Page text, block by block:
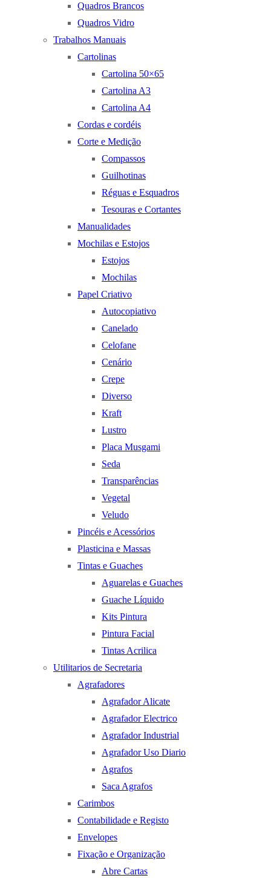
Quadros Brancos
Quadros Vidro
Trabalhos Manuais
Cartolinas
Cartolina 50×65
Cartolina A3
Cartolina A4
Cordas e cordéis
Corte e Medição
Compassos
Guilhotinas
Réguas e Esquadros
Tesouras e Cortantes
Manualidades
Mochilas e Estojos
Estojos
Mochilas
Papel Criativo
Autocopiativo
Canelado
Celofane
Cenário
Crepe
Diverso
Kraft
Lustro
Placa Musgami
Seda
Transparências
Vegetal
Veludo
Pincéis e Acessórios
Plasticina e Massas
Tintas e Guaches
Aguarelas e Guaches
Guache Líquido
Kits Pintura
Pintura Facial
Tintas Acrilica
Utilitarios de Secretaria
Agrafadores
Agrafador Alicate
Agrafador Electrico
Agrafador Industrial
Agrafador Uso Diario
Agrafos
Saca Agrafos
Carimbos
Contabilidade e Registo
Envelopes
Fixação e Organização
Abre Cartas